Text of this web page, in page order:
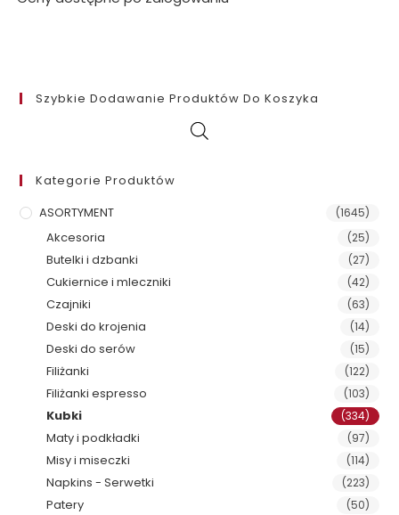
Szybkie Dodawanie Produktów Do Koszyka
Kategorie Produktów
ASORTYMENT
(1645)
Akcesoria (25)
Butelki i dzbanki (27)
Cukiernice i mleczniki (42)
Czajniki (63)
Deski do krojenia (14)
Deski do serów (15)
Filiżanki (122)
Filiżanki espresso (103)
Kubki (334)
Maty i podkładki (97)
Misy i miseczki (114)
Napkins - Serwetki (223)
Patery (50)